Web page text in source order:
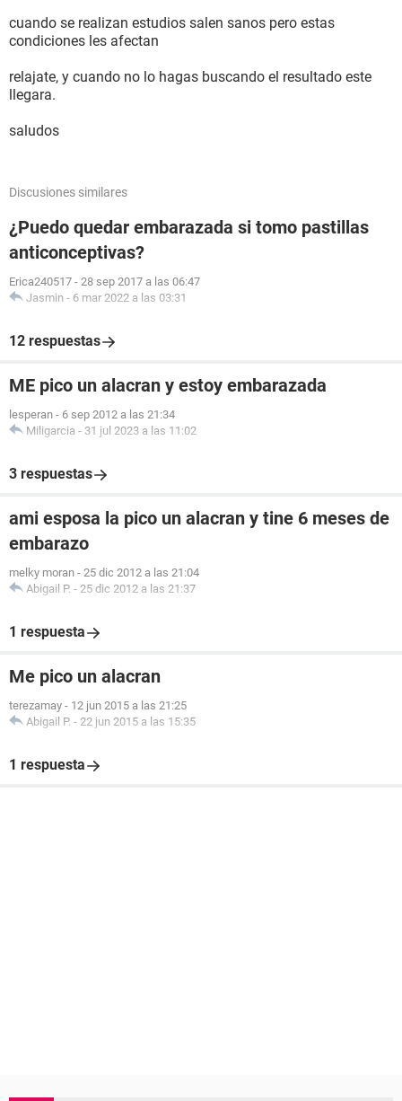
cuando se realizan estudios salen sanos pero estas
condiciones les afectan
relajate, y cuando no lo hagas buscando el resultado este
llegara.
saludos
Discusiones similares
¿Puedo quedar embarazada si tomo pastillas
anticonceptivas?
Erica240517 - 28 sep 2017 a las 06:47
Jasmin - 6 mar 2022 a las 03:31
12 respuestas
ME pico un alacran y estoy embarazada
lesperan - 6 sep 2012 a las 21:34
Miligarcia - 31 jul 2023 a las 11:02
3 respuestas
ami esposa la pico un alacran y tine 6 meses de
embarazo
melky moran - 25 dic 2012 a las 21:04
Abigail P. - 25 dic 2012 a las 21:37
1 respuesta
Me pico un alacran
terezamay - 12 jun 2015 a las 21:25
Abigail P. - 22 jun 2015 a las 15:35
1 respuesta